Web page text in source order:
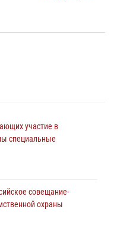
участие в
специальные
совещание-
охраны